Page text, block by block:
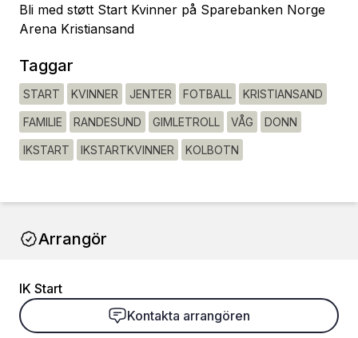
Bli med støtt Start Kvinner på Sparebanken Norge
Arena Kristiansand
Taggar
START KVINNER JENTER FOTBALL KRISTIANSAND
FAMILIE RANDESUND GIMLETROLL VÅG DONN
IKSTART IKSTARTKVINNER KOLBOTN
Arrangör
IK Start
Kontakta arrangören